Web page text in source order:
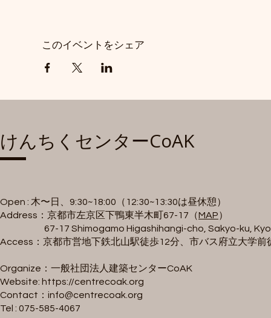
このイベントをシェア
​けんちくセンターCoAK
Open : 木〜日、9:30~18:00（12:30~13:30は昼休憩）
Address：京都市左京区下鴨東半木町67-17（MAP）
67-17 Shimogamo Higashihangi-cho, Sakyo-ku,
Access：京都市営地下鉄北山駅徒歩12分、市バス府立大学前
Organize：一般社団法人建築センターCoAK
Website: https://centrecoak.org
Contact： info@centrecoak.org
Tel : 075-585-4067